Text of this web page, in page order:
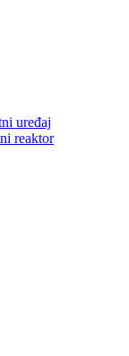
uređaj
reaktor